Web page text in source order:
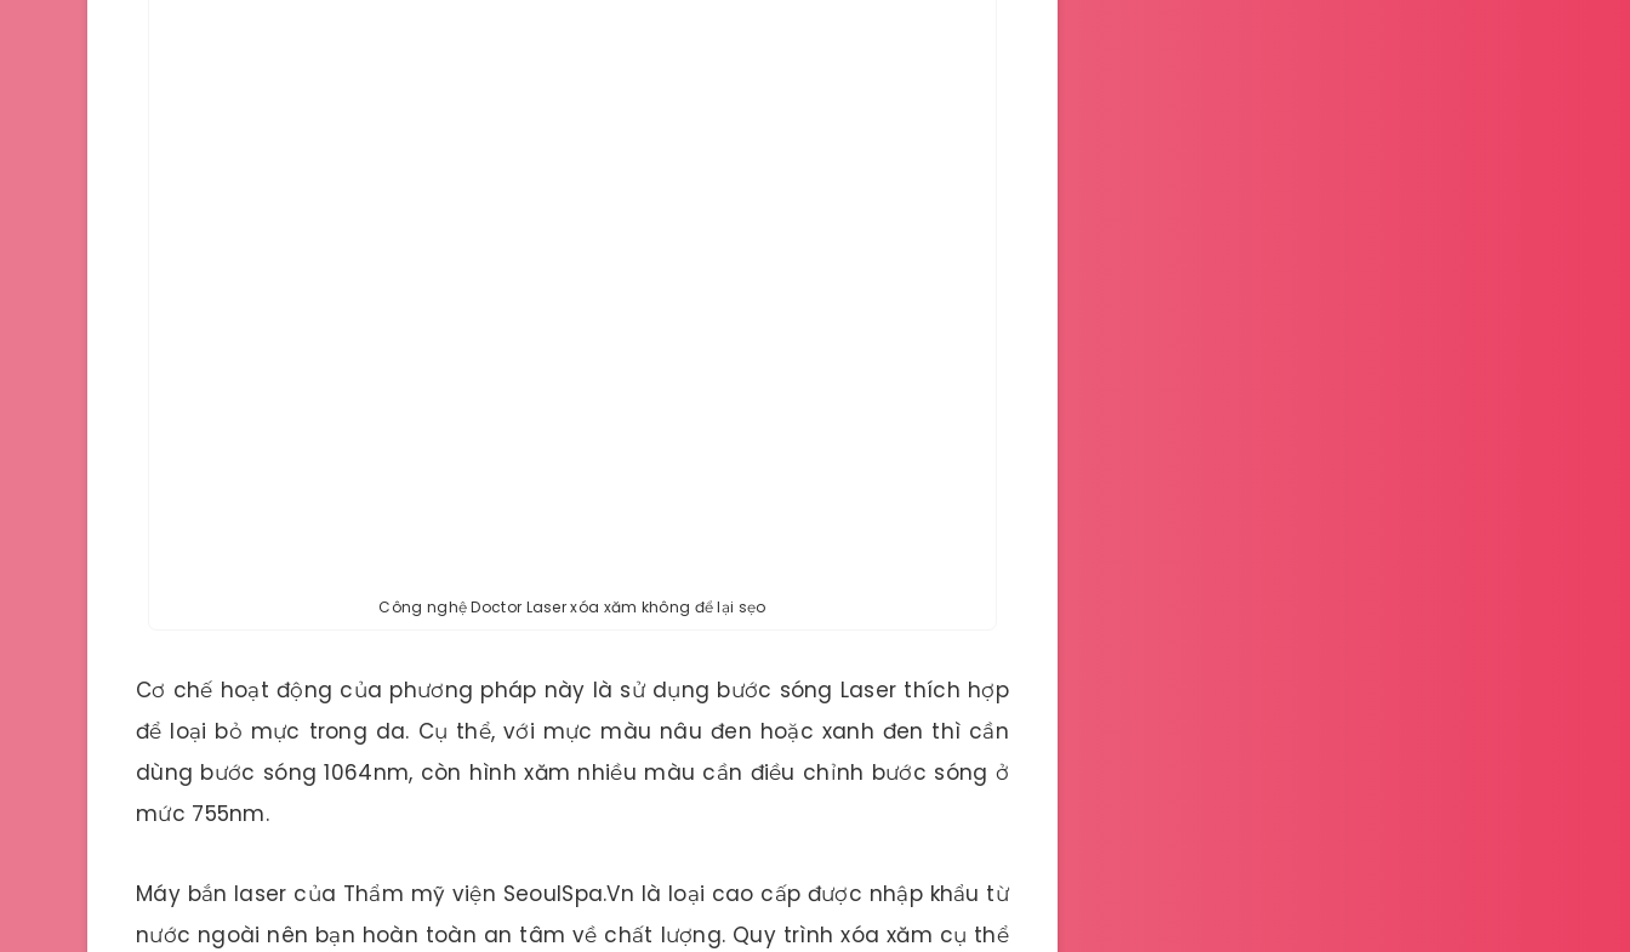
Công nghệ Doctor Laser xóa xăm không để lại sẹo
Cơ chế hoạt động của phương pháp này là sử dụng bước sóng Laser thích hợp
để loại bỏ mực trong da. Cụ thể, với mực màu nâu đen hoặc xanh đen thì cần
dùng bước sóng 1064nm, còn hình xăm nhiều màu cần điều chỉnh bước sóng ở
mức 755nm.
Máy bắn laser của Thẩm mỹ viện SeoulSpa.Vn là loại cao cấp được nhập khẩu từ
nước ngoài nên bạn hoàn toàn an tâm về chất lượng. Quy trình xóa xăm cụ thể